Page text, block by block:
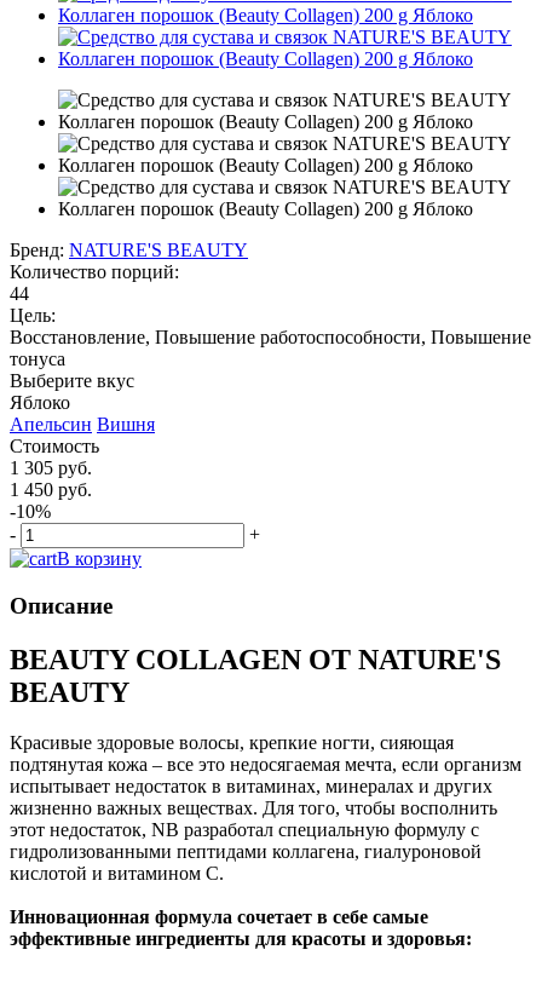
Бренд: NATURE'S BEAUTY
Количество порций:
44
Цель:
Восстановление, Повышение работоспособности, Повышение
тонуса
Выберите вкус
Яблоко
Апельсин Вишня
Стоимость
1 305 руб.
1 450 руб.
-10%
-
+
В корзину
Описание
BEAUTY COLLAGEN ОТ NATURE'S
BEAUTY
Красивые здоровые волосы, крепкие ногти, сияющая
подтянутая кожа – все это недосягаемая мечта, если организм
испытывает недостаток в витаминах, минералах и других
жизненно важных веществах. Для того, чтобы восполнить
этот недостаток, NB разработал специальную формулу с
гидролизованными пептидами коллагена, гиалуроновой
кислотой и витамином С.
Инновационная формула сочетает в себе самые
эффективные ингредиенты для красоты и здоровья: